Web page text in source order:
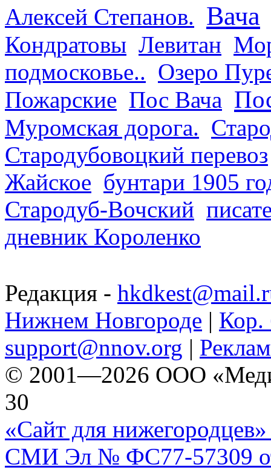
Алексей Степанов. Вача
Кондратовы Левитан
подмосковье.. Озеро
Пожарские Пос Вача
Муромская дорога.
Стародубовоцкий перевоз
Жайское бунтари 1905
Стародуб-Вочский
дневник Короленко
Редакция -
Нижнем Новгороде | Кор.
support@nnov.org |
© 2001—2026 ООО
30
«Сайт для нижегородцев»
СМИ Эл № ФС77-57309